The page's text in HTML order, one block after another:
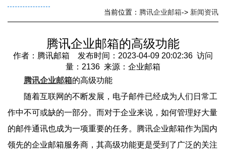
当前位置： 腾讯企业邮箱-> 新闻资讯
腾讯企业邮箱的高级功能
作者：腾讯邮箱 发布时间：2023-04-09 20:02:36 访问
量：2136 来源：企业邮箱
腾讯企业邮箱的高级功能
随着互联网的不断发展，电子邮件已经成为人们日常工
作中不可或缺的一部分。而对于企业来说，如何管理好大量
的邮件通讯也成为一项重要的任务。腾讯企业邮箱作为国内
领先的企业邮箱服务商，其高级功能更是受到了广泛的关注